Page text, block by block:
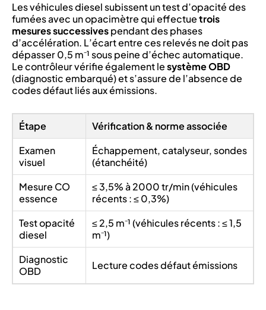
Les véhicules diesel subissent un test d’opacité des
fumées avec un opacimètre qui effectuetrois
mesures successivespendant des phases
d’accélération. L’écart entre ces relevés ne doit pas
dépasser 0,5 m⁻¹ sous peine d’échec automatique.
Le contrôleur vérifie également lesystème OBD
(diagnostic embarqué) et s’assure de l’absence de
codes défaut liés aux émissions.
Étape
Vérification & norme associée
Examen
visuel
Échappement, catalyseur, sondes
(étanchéité)
Mesure CO
essence
≤ 3,5% à 2000 tr/min (véhicules
récents : ≤ 0,3%)
Test opacité
diesel
≤ 2,5 m⁻¹ (véhicules récents : ≤ 1,5
m⁻¹)
Diagnostic
OBD
Lecture codes défaut émissions